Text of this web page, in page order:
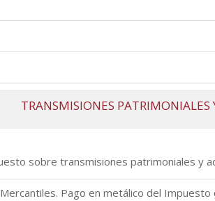
sobre transmisiones patrimoniales y
Pago en metálico del